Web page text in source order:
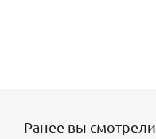
Ранее вы смотрели